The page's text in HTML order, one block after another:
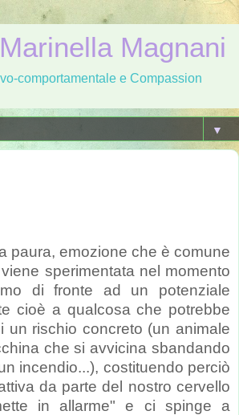
Magnani
comportamentale e Compassion
▼
paura, emozione che è comune
sperimentata nel momento
di fronte ad un potenziale
cioè a qualcosa che potrebbe
un rischio concreto (un animale
che si avvicina sbandando
incendio...), costituendo perciò
da parte del nostro cervello
in allarme" e ci spinge a